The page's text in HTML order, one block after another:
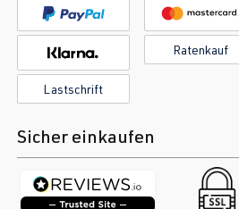
Ratenkauf
Lastschrift
Sicher einkaufen